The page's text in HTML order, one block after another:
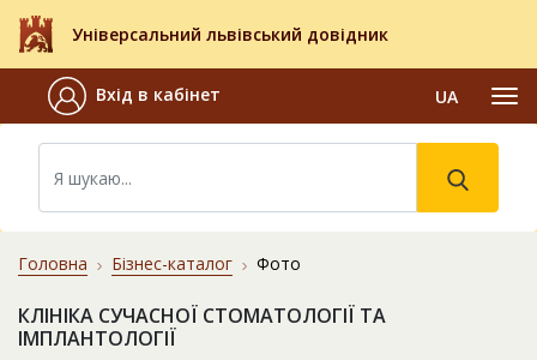
Універсальний львівський довідник
Вхід в кабінет UA
Головна Бізнес-каталог Фото
КЛІНІКА СУЧАСНОЇ СТОМАТОЛОГІЇ ТА
ІМПЛАНТОЛОГІЇ